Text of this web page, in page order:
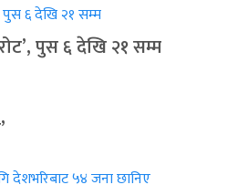
पुस ६ देखि २१ सम्म